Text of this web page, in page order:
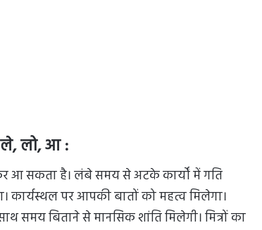
ले, लो, आ :
आ सकता है। लंबे समय से अटके कार्यों में गति
पर आपकी बातों को महत्व मिलेगा।
समय बिताने से मानसिक शांति मिलेगी। मित्रों का